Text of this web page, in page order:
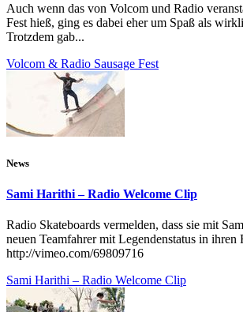
Auch wenn das von Volcom und Radio
Fest hieß, ging es dabei eher um Spaß als
Trotzdem gab...
Volcom & Radio Sausage Fest
News
Sami Harithi – Radio Welcome Clip
Radio Skateboards vermelden, dass sie mit
neuen Teamfahrer mit Legendenstatus in ihren
http://vimeo.com/69809716
Sami Harithi – Radio Welcome Clip